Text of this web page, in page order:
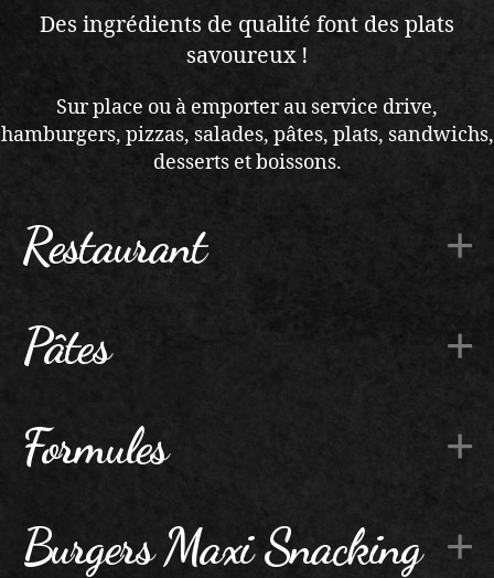
Des ingrédients de qualité font des plats
savoureux !
Sur place ou à emporter au service drive,
hamburgers, pizzas, salades, pâtes, plats, sandwichs,
desserts et boissons.
Restaurant
Pâtes
Formules
Burgers Maxi Snacking